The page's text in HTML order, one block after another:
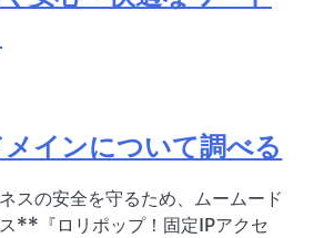
インについて調べる
スの安全を守るため、ムームード
**『ロリポップ！固定IPアクセ